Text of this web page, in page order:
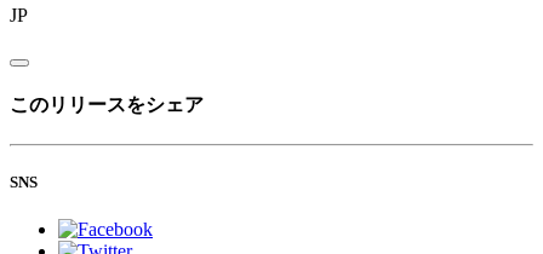
JP
このリリースをシェア
SNS